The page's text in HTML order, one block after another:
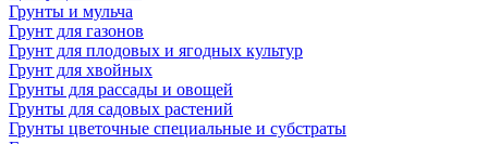
Грунты и мульча
Грунт для газонов
Грунт для плодовых и ягодных культур
Грунт для хвойных
Грунты для рассады и овощей
Грунты для садовых растений
Грунты цветочные специальные и субстраты